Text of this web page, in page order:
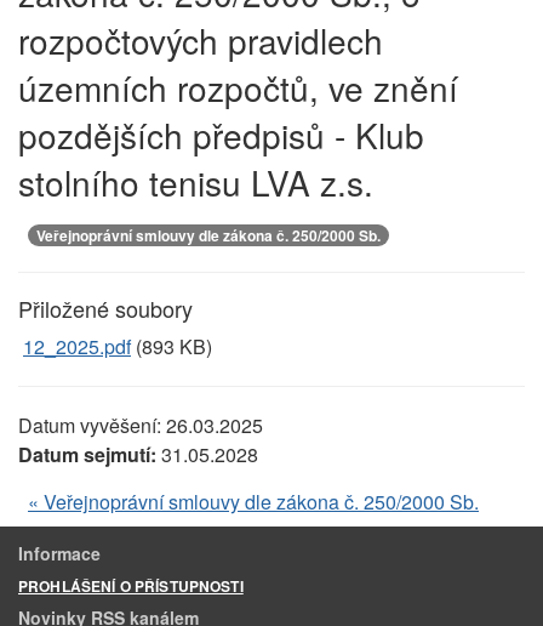
rozpočtových pravidlech
územních rozpočtů, ve znění
pozdějších předpisů - Klub
stolního tenisu LVA z.s.
Veřejnoprávní smlouvy dle zákona č. 250/2000 Sb.
Přiložené soubory
12_2025.pdf(893 KB)
Datum vyvěšení: 26.03.2025
Datum sejmutí: 31.05.2028
« Veřejnoprávní smlouvy dle zákona č. 250/2000 Sb.
Informace
PROHLÁŠENÍ O PŘÍSTUPNOSTI
Novinky RSS kanálem